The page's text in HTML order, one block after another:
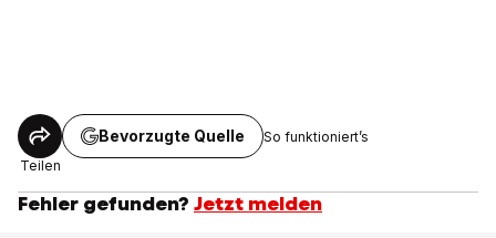
Teilen
Bevorzugte Quelle So funktioniert’s
Fehler gefunden? Jetzt melden